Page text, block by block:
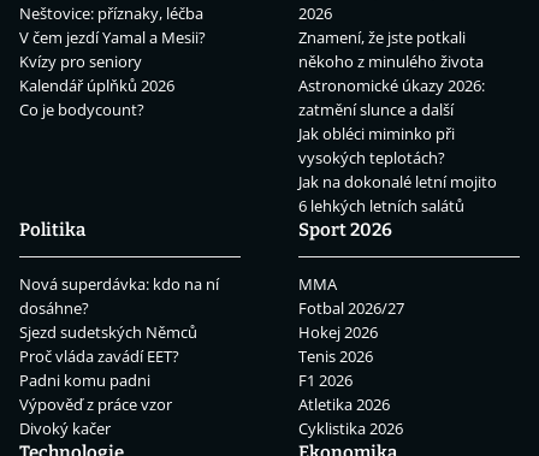
Neštovice: příznaky, léčba
V čem jezdí Yamal a Mesii?
Kvízy pro seniory
Kalendář úplňků 2026
Co je bodycount?
2026
Znamení, že jste potkali
někoho z minulého života
Astronomické úkazy 2026:
zatmění slunce a další
Jak obléci miminko při
vysokých teplotách?
Jak na dokonalé letní mojito
6 lehkých letních salátů
Politika
Nová superdávka: kdo na ní
dosáhne?
Sjezd sudetských Němců
Proč vláda zavádí EET?
Padni komu padni
Výpověď z práce vzor
Divoký kačer
Sport 2026
MMA
Fotbal 2026/27
Hokej 2026
Tenis 2026
F1 2026
Atletika 2026
Cyklistika 2026